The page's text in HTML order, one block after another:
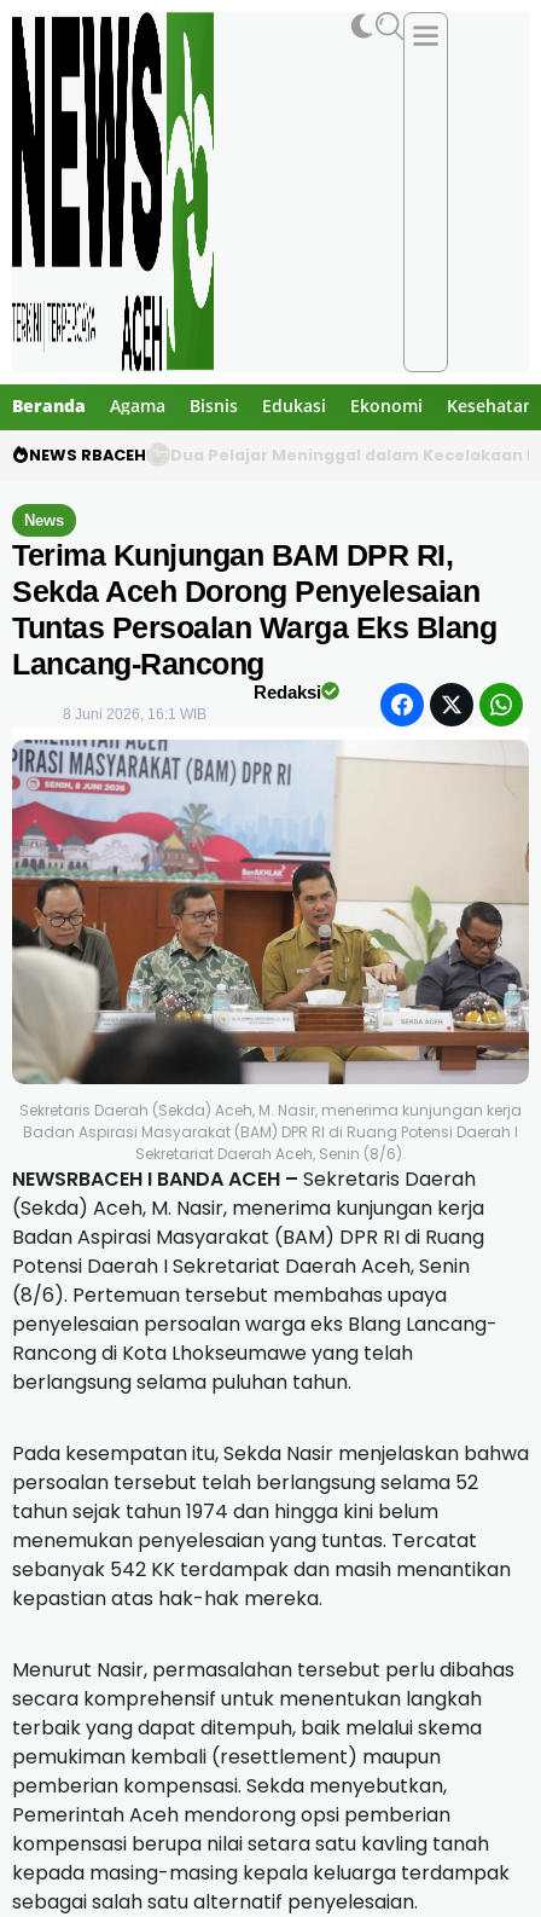
Beranda Agama Bisnis Edukasi Ekonomi Kesehatan
NEWS RBACEH Gibran Tegur Kadisdik Bireuen, Temukan 1
News
Terima Kunjungan BAM DPR RI,
Sekda Aceh Dorong Penyelesaian
Tuntas Persoalan Warga Eks Blang
Lancang-Rancong
Redaksi
8 Juni 2026, 16:1 WIB
Sekretaris Daerah (Sekda) Aceh, M. Nasir, menerima kunjungan kerja
Badan Aspirasi Masyarakat (BAM) DPR RI di Ruang Potensi Daerah I
Sekretariat Daerah Aceh, Senin (8/6).
NEWSRBACEH I BANDA ACEH – Sekretaris Daerah
(Sekda) Aceh, M. Nasir, menerima kunjungan kerja
Badan Aspirasi Masyarakat (BAM) DPR RI di Ruang
Potensi Daerah I Sekretariat Daerah Aceh, Senin
(8/6). Pertemuan tersebut membahas upaya
penyelesaian persoalan warga eks Blang Lancang-
Rancong di Kota Lhokseumawe yang telah
berlangsung selama puluhan tahun.
Pada kesempatan itu, Sekda Nasir menjelaskan bahwa
persoalan tersebut telah berlangsung selama 52
tahun sejak tahun 1974 dan hingga kini belum
menemukan penyelesaian yang tuntas. Tercatat
sebanyak 542 KK terdampak dan masih menantikan
kepastian atas hak-hak mereka.
Menurut Nasir, permasalahan tersebut perlu dibahas
secara komprehensif untuk menentukan langkah
terbaik yang dapat ditempuh, baik melalui skema
pemukiman kembali (resettlement) maupun
pemberian kompensasi. Sekda menyebutkan,
Pemerintah Aceh mendorong opsi pemberian
kompensasi berupa nilai setara satu kavling tanah
kepada masing-masing kepala keluarga terdampak
sebagai salah satu alternatif penyelesaian.